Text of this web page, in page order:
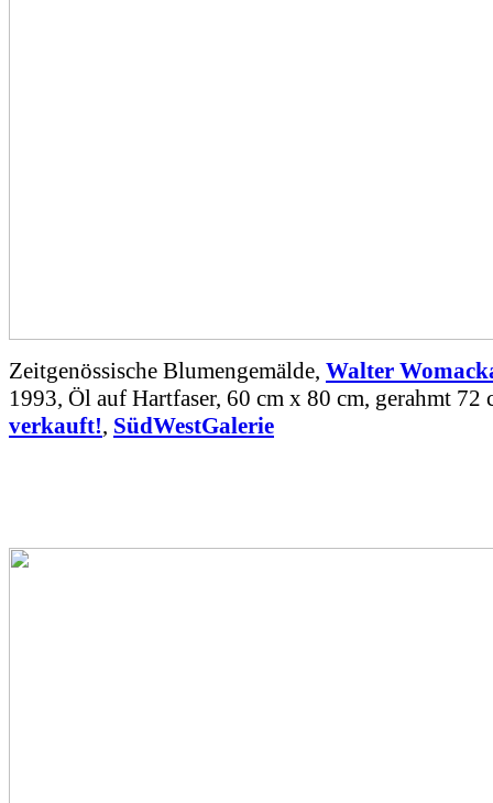
Zeitgenössische Blumengemälde, Walter
1993, Öl auf Hartfaser, 60 cm x 80 cm, gerahmt 72
verkauft!, SüdWestGalerie